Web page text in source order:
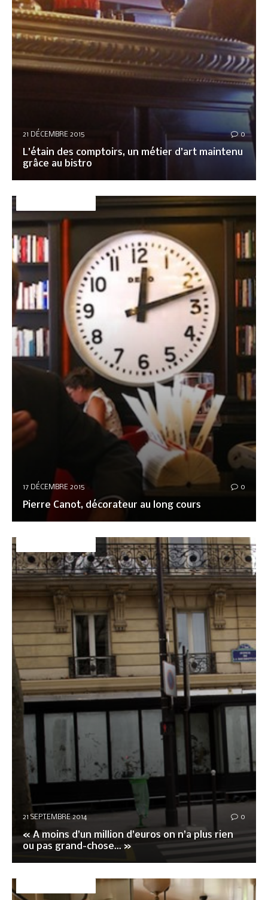
21 DÉCEMBRE 2015 0
L’étain des comptoirs, un métier d’art maintenu
grâce au bistro
17 DÉCEMBRE 2015 0
Pierre Canot, décorateur au long cours
21 SEPTEMBRE 2014 0
« A moins d’un million d’euros on n’a plus rien
ou pas grand-chose… »